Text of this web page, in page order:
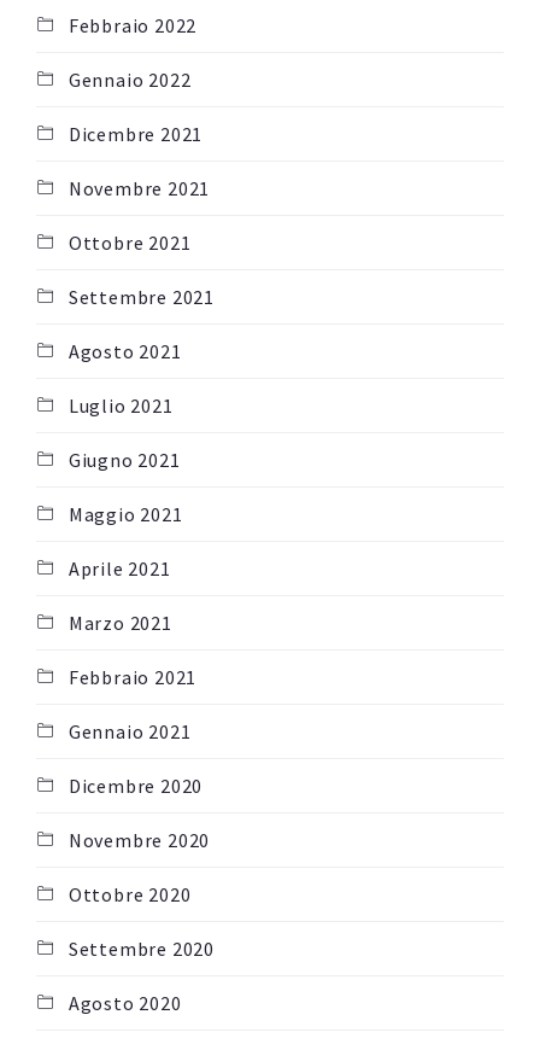
Febbraio 2022
Gennaio 2022
Dicembre 2021
Novembre 2021
Ottobre 2021
Settembre 2021
Agosto 2021
Luglio 2021
Giugno 2021
Maggio 2021
Aprile 2021
Marzo 2021
Febbraio 2021
Gennaio 2021
Dicembre 2020
Novembre 2020
Ottobre 2020
Settembre 2020
Agosto 2020